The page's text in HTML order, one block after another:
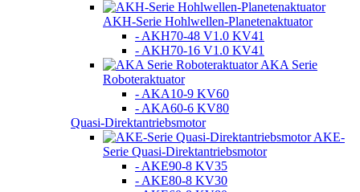
AKH-Serie Hohlwellen-Planetenaktuator
- AKH70-48 V1.0 KV41
- AKH70-16 V1.0 KV41
AKA Serie
Roboteraktuator
- AKA10-9 KV60
- AKA60-6 KV80
Quasi-Direktantriebsmotor
AKE-
Serie Quasi-Direktantriebsmotor
- AKE90-8 KV35
- AKE80-8 KV30